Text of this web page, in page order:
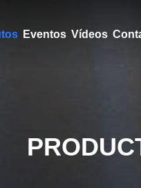
Eventos Vídeos